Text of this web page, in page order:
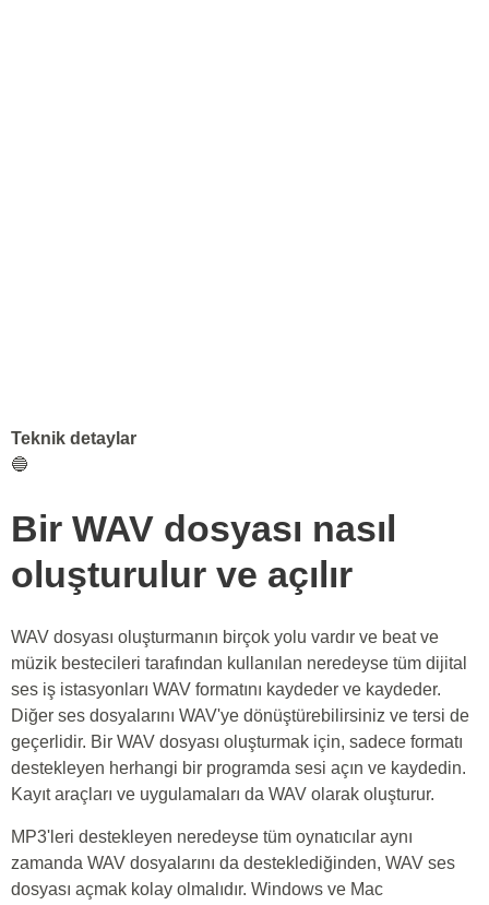
Teknik detaylar
🔵
Bir WAV dosyası nasıl
oluşturulur ve açılır
WAV dosyası oluşturmanın birçok yolu vardır ve beat ve
müzik bestecileri tarafından kullanılan neredeyse tüm dijital
ses iş istasyonları WAV formatını kaydeder ve kaydeder.
Diğer ses dosyalarını WAV'ye dönüştürebilirsiniz ve tersi de
geçerlidir. Bir WAV dosyası oluşturmak için, sadece formatı
destekleyen herhangi bir programda sesi açın ve kaydedin.
Kayıt araçları ve uygulamaları da WAV olarak oluşturur.
MP3'leri destekleyen neredeyse tüm oynatıcılar aynı
zamanda WAV dosyalarını da desteklediğinden, WAV ses
dosyası açmak kolay olmalıdır. Windows ve Mac